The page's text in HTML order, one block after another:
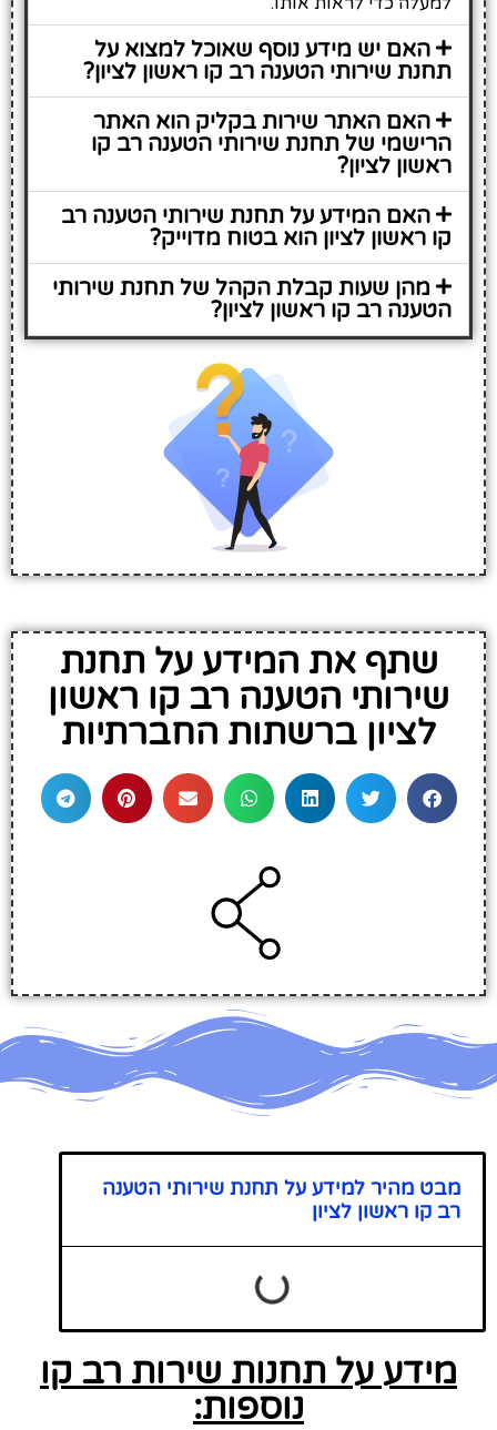
האם יש מידע נוסף שאוכל למצוא על
תחנת שירותי הטענה רב קו ראשון לציון?
האם האתר שירות בקליק הוא האתר
הרישמי של תחנת שירותי הטענה רב קו
ראשון לציון?
האם המידע על תחנת שירותי הטענה רב
קו ראשון לציון הוא בטוח מדוייק?
מהן שעות קבלת הקהל של תחנת שירותי
הטענה רב קו ראשון לציון?
שתף את המידע על תחנת
שירותי הטענה רב קו ראשון
לציון ברשתות החברתיות
מבט מהיר למידע על תחנת שירותי הטענה
רב קו ראשון לציון
מידע על תחנות שירות רב קו
נוספות: